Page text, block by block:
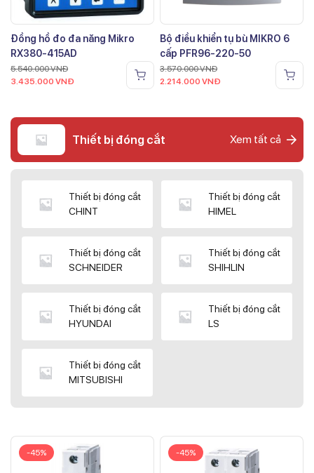
Đồng hồ đo đa năng Mikro
RX380-415AD
5.540.000VNĐ
3.435.000 VNĐ
Bộ điều khiển tụ bù MIKRO 6
cấp PFR96-220-50
3.570.000VNĐ
2.214.000 VNĐ
Thiết bị đóng cắt Xem tất cả
Thiết bị đóng cắt
CHINT
Thiết bị đóng cắt
HIMEL
Thiết bị đóng cắt
SCHNEIDER
Thiết bị đóng cắt
SHIHLIN
Thiết bị đóng cắt
HYUNDAI
Thiết bị đóng cắt
LS
Thiết bị đóng cắt
MITSUBISHI
-45% -45%